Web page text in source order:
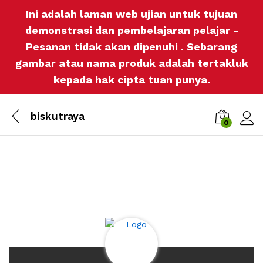
Ini adalah laman web ujian untuk tujuan
demonstrasi dan pembelajaran pelajar -
Pesanan tidak akan dipenuhi . Sebarang
gambar atau nama produk adalah tertakluk
kepada hak cipta tuan punya.
biskutraya
0